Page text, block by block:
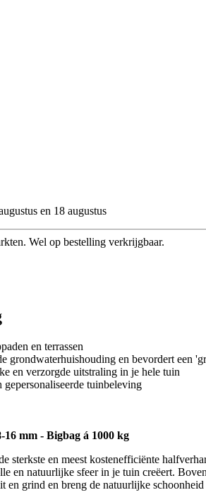
en 18 augustus
Wel op bestelling verkrijgbaar.
en terrassen
grondwaterhuishouding en bevordert een
en verzorgde uitstraling in je hele tuin
tuinbeleving
mm - Bigbag á 1000 kg
sterkste en meest kostenefficiënte
en natuurlijke sfeer in je tuin creëert.
en grind en breng de natuurlijke